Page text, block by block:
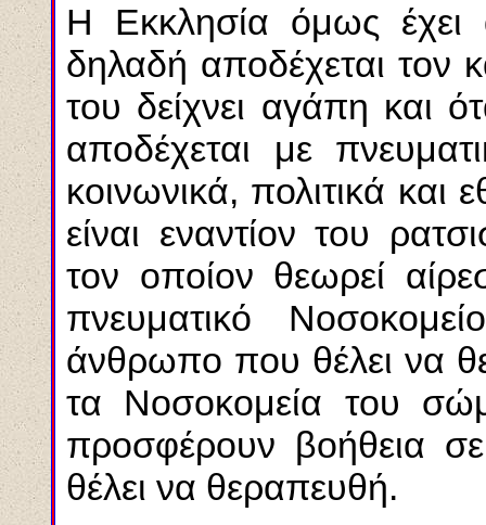
Η Εκκλησία όμως
δηλαδή αποδέχεται
του δείχνει αγάπη και
αποδέχεται με
κοινωνικά, πολιτικά και
είναι εναντίον του
τον οποίον θεωρεί
πνευματικό
άνθρωπο που θέλει να
τα Νοσοκομεία του
προσφέρουν βοήθεια
θέλει να θεραπευθή.